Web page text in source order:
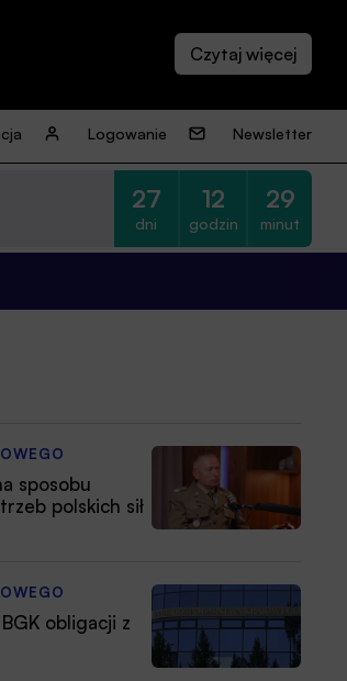
Logowanie Newsletter
27
dni
12
godzin
29
minut
sposobu
polskich sił
obligacji z